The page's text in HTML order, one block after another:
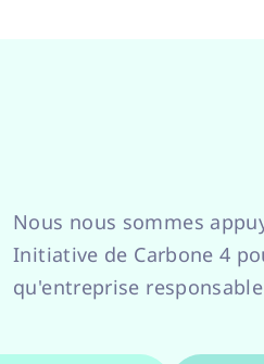
Nous nous sommes
Initiative de Carbone 4
qu'entreprise responsable